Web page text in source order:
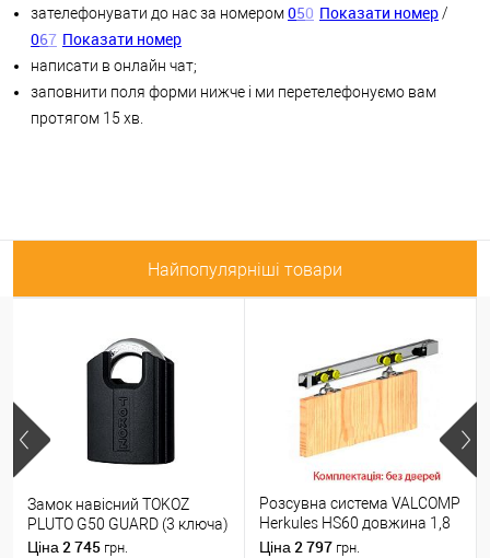
зателефонувати до нас за номером050 Показати номер /
067 Показати номер
написати в онлайн чат;
заповнити поля форми нижче і ми перетелефонуємо вам
протягом 15 хв.
Найпопулярніші товари
Замок навісний TOKOZ
PLUTO G50 GUARD (3 ключа)
Ціна 2 745 грн.
Розсувна система VALCOMP
Herkules HS60 довжина 1,8
м на 1 полотно вагою до 60
Ціна 2 797 грн.